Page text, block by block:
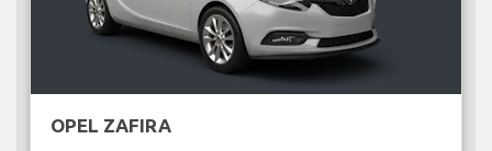
OPEL ZAFIRA